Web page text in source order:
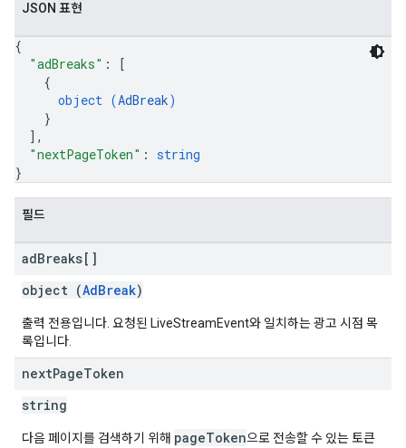
JSON 표현
{
"adBreaks" :
[
{
object (AdBreak)
}
] ,
"nextPageToken" : string
}
필드
adBreaks[]
object (AdBreak)
출력 전용입니다. 요청된 LiveStreamEvent와 일치하는 광고 시점 목
록입니다.
nextPageToken
string
다음 페이지를 검색하기 위해 pageToken으로 전송할 수 있는 토큰